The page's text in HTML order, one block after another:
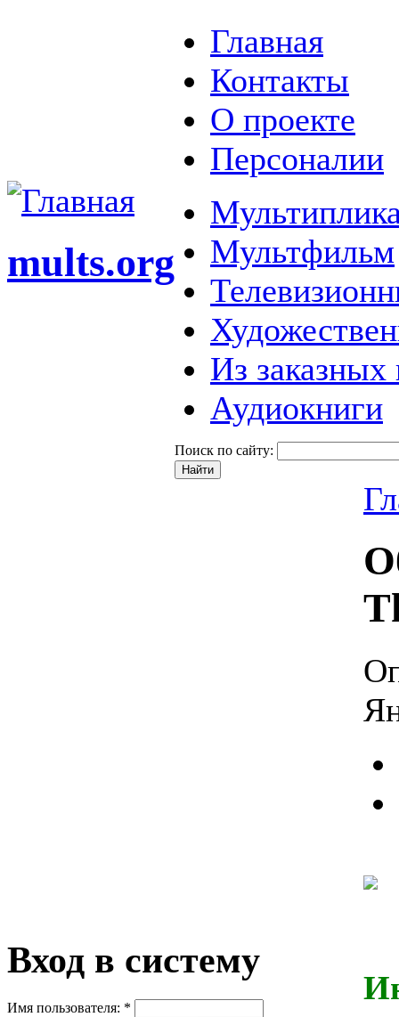
mults.org
Главная
Контакты
О проекте
Персоналии
Мультфильм
Из заказных
Аудиокниги
Поиск по сайту:
Вход в систему
Имя пользователя: *